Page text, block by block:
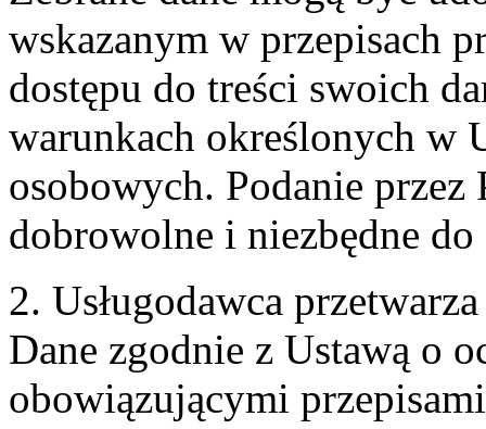
wskazanym w przepisach
dostępu do treści swoich
warunkach określonych w
osobowych. Podanie przez
dobrowolne i niezbędne
2. Usługodawca
Dane zgodnie z Ustawą o
obowiązującymi